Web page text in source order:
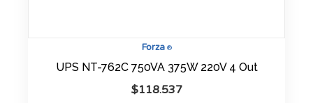
Forza®
UPS NT-762C 750VA 375W 220V 4 Out
$118.537